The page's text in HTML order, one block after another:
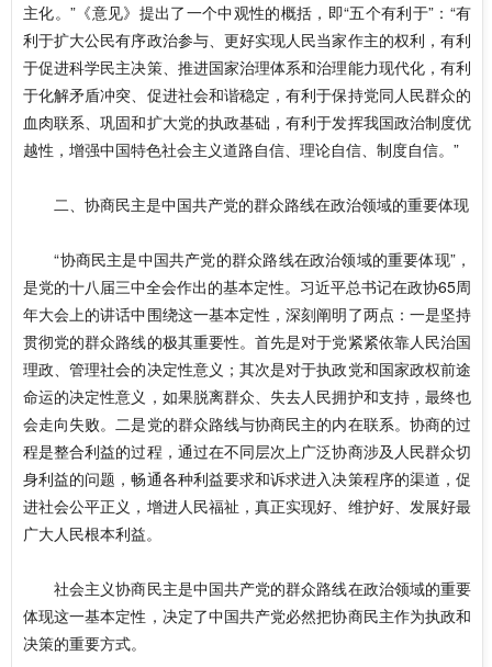
主化。”《意见》提出了一个中观性的概括，即“五个有利于”：“有
利于扩大公民有序政治参与、更好实现人民当家作主的权利，有利
于促进科学民主决策、推进国家治理体系和治理能力现代化，有利
于化解矛盾冲突、促进社会和谐稳定，有利于保持党同人民群众的
血肉联系、巩固和扩大党的执政基础，有利于发挥我国政治制度优
越性，增强中国特色社会主义道路自信、理论自信、制度自信。”
二、协商民主是中国共产党的群众路线在政治领域的重要体现
“协商民主是中国共产党的群众路线在政治领域的重要体现”，
是党的十八届三中全会作出的基本定性。习近平总书记在政协65周
年大会上的讲话中围绕这一基本定性，深刻阐明了两点：一是坚持
贯彻党的群众路线的极其重要性。首先是对于党紧紧依靠人民治国
理政、管理社会的决定性意义；其次是对于执政党和国家政权前途
命运的决定性意义，如果脱离群众、失去人民拥护和支持，最终也
会走向失败。二是党的群众路线与协商民主的内在联系。协商的过
程是整合利益的过程，通过在不同层次上广泛协商涉及人民群众切
身利益的问题，畅通各种利益要求和诉求进入决策程序的渠道，促
进社会公平正义，增进人民福祉，真正实现好、维护好、发展好最
广大人民根本利益。
社会主义协商民主是中国共产党的群众路线在政治领域的重要
体现这一基本定性，决定了中国共产党必然把协商民主作为执政和
决策的重要方式。